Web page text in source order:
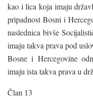
kao i lica koja imaju
pripadnost Bosni i
naslednica bivše
imaju takva prava pod
Bosne i Hercegovine
imaju ista takva prava u
Član 13